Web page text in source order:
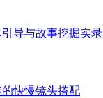
导与故事挖掘实录
快慢镜头搭配